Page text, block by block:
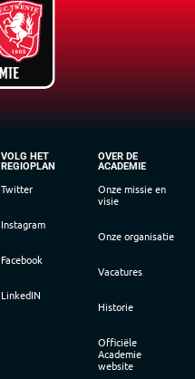
VOLG HET
REGIOPLAN
Twitter
Instagram
Facebook
LinkedIN
OVER DE
ACADEMIE
Onze missie en
visie
Onze organisatie
Vacatures
Historie
Officiële
Academie
website